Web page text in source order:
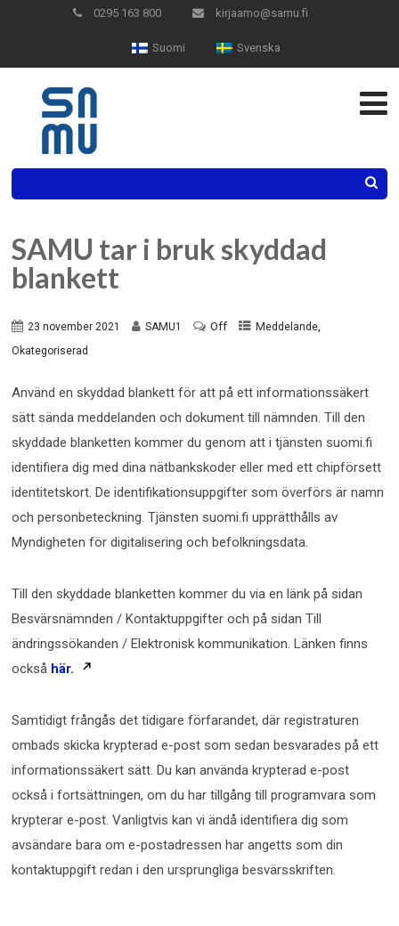
0295 163 800 kirjaamo@samu.fi
Suomi Svenska
SAMU tar i bruk skyddad
blankett
23 november 2021 SAMU1 Off Meddelande
Okategoriserad
Använd en skyddad blankett för att på ett informationssäkert
sätt sända meddelanden och dokument till nämnden. Till den
skyddade blanketten kommer du genom att i tjänsten suomi.fi
identifiera dig med dina nätbankskoder eller med ett chipförsett
identitetskort. De identifikationsuppgifter som överförs är namn
och personbeteckning. Tjänsten suomi.fi upprätthålls av
Myndigheten för digitalisering och befolkningsdata.
Till den skyddade blanketten kommer du via en länk på sidan
Besvärsnämnden / Kontaktuppgifter och på sidan Till
ändringssökanden / Elektronisk kommunikation. Länken finns
också här.
Samtidigt frångås det tidigare förfarandet, där registraturen
ombads skicka krypterad e-post som sedan besvarades på ett
informationssäkert sätt. Du kan använda krypterad e-post
också i fortsättningen, om du har tillgång till programvara som
krypterar e-post. Vanligtvis kan vi ändå identifiera dig som
avsändare bara om e-postadressen har angetts som din
kontaktuppgift redan i den ursprungliga besvärsskriften.